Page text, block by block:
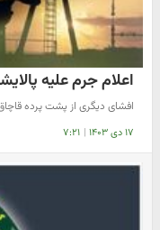
اعلام جرم علیه
افشای دیگری از پشت پرده‌
۱۷ دی ۱۴۰۳ | ۷:۲۱